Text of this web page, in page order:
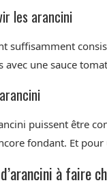
les arancini
suffisamment
avec une sauce
puissent être
fondant. Et
à faire